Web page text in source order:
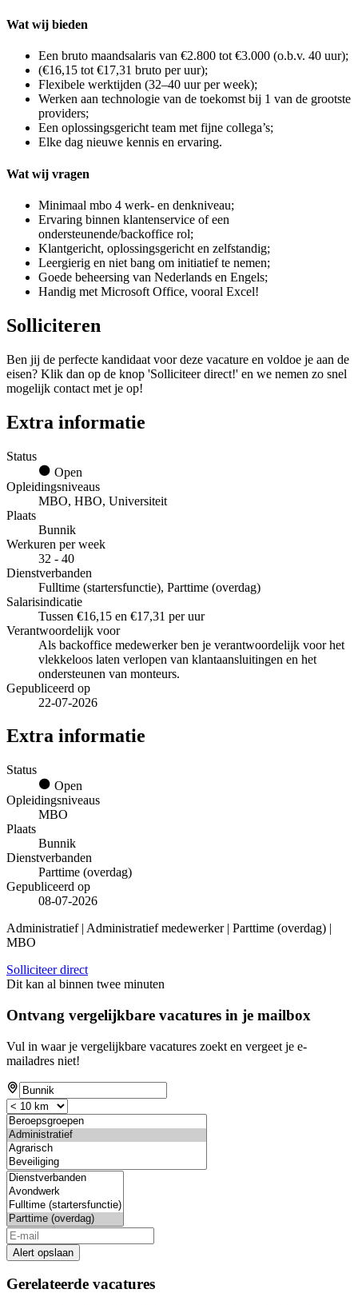
Wat wij bieden
Een bruto maandsalaris van €2.800 tot €3.000 (o.b.v. 40 uur);
(€16,15 tot €17,31 bruto per uur);
Flexibele werktijden (32–40 uur per week);
Werken aan technologie van de toekomst bij 1 van de grootste
providers;
Een oplossingsgericht team met fijne collega’s;
Elke dag nieuwe kennis en ervaring.
Wat wij vragen
Minimaal mbo 4 werk- en denkniveau;
Ervaring binnen klantenservice of een
ondersteunende/backoffice rol;
Klantgericht, oplossingsgericht en zelfstandig;
Leergierig en niet bang om initiatief te nemen;
Goede beheersing van Nederlands en Engels;
Handig met Microsoft Office, vooral Excel!
Solliciteren
Ben jij de perfecte kandidaat voor deze vacature en voldoe je aan de
eisen? Klik dan op de knop 'Solliciteer direct!' en we nemen zo snel
mogelijk contact met je op!
Extra informatie
Status
Open
Opleidingsniveaus
MBO, HBO, Universiteit
Plaats
Bunnik
Werkuren per week
32 - 40
Dienstverbanden
Fulltime (startersfunctie), Parttime (overdag)
Salarisindicatie
Tussen €16,15 en €17,31 per uur
Verantwoordelijk voor
Als backoffice medewerker ben je verantwoordelijk voor het
vlekkeloos laten verlopen van klantaansluitingen en het
ondersteunen van monteurs.
Gepubliceerd op
22-07-2026
Extra informatie
Status
Open
Opleidingsniveaus
MBO
Plaats
Bunnik
Dienstverbanden
Parttime (overdag)
Gepubliceerd op
08-07-2026
Administratief | Administratief medewerker | Parttime (overdag) |
MBO
Solliciteer direct
Dit kan al binnen twee minuten
Ontvang vergelijkbare vacatures in je mailbox
Vul in waar je vergelijkbare vacatures zoekt en vergeet je e-
mailadres niet!
Alert opslaan
Gerelateerde vacatures